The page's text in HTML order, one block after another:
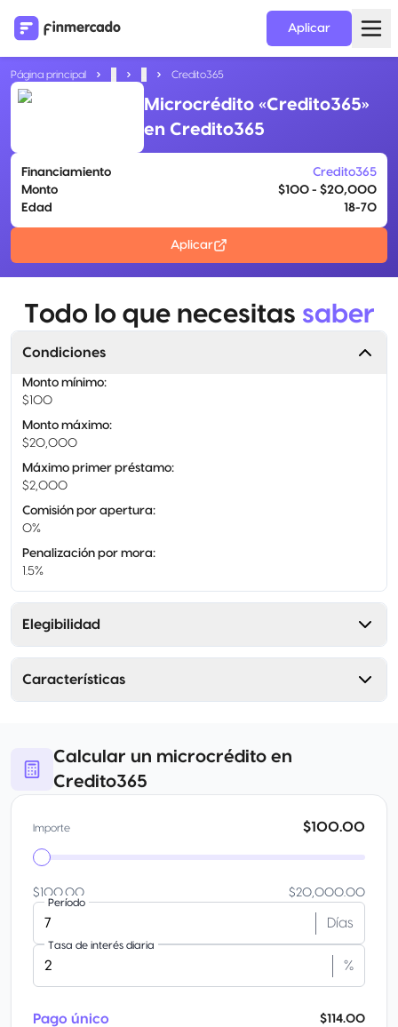
Aplicar
Página principal Credito365
Microcrédito «Credito365»
en Credito365
Financiamiento
Credito365
Monto
$100 - $20,000
Edad
18-70
Aplicar
Todo lo que necesitas saber
Condiciones
Monto mínimo:
$100
Monto máximo:
$20,000
Máximo primer préstamo:
$2,000
Comisión por apertura:
0%
Penalización por mora:
1.5%
Elegibilidad
Características
Calcular un microcrédito en
Credito365
Importe $100.00
$100.00 $20,000.00
Período
Días
Tasa de interés diaria
%
Pago único
$114.00